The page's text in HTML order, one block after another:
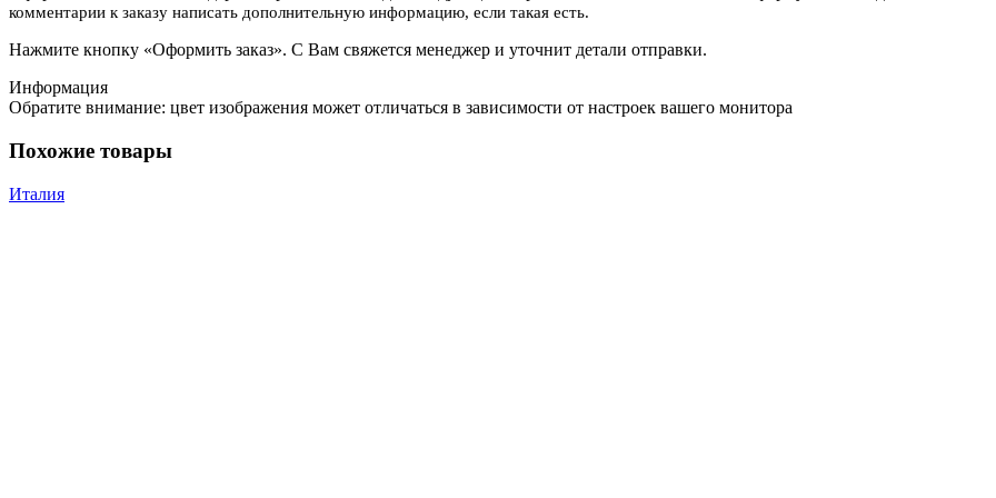
комментарии к заказу написать дополнительную информацию, если такая есть.
Нажмите кнопку «Оформить заказ». С Вам свяжется менеджер и уточнит детали отправки.
Информация
Обратите внимание: цвет изображения может отличаться в зависимости от настроек вашего монитора
Похожие товары
Италия